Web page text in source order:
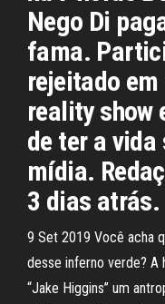
Nego Di
fama.
rejeitado
reality show
de ter a vida
mídia.
3 dias atrás.
9 Set 2019 Você acha
desse inferno verde?
“Jake Higgins” um